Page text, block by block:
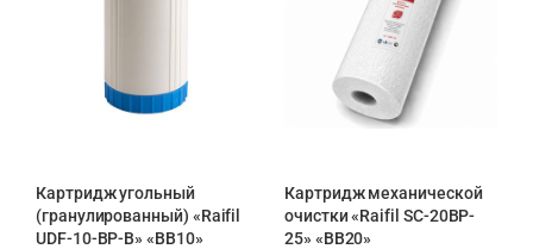
Картридж угольный
(гранулированный) «Raifil
UDF-10-BP-B» «BB10»
Картридж механической
очистки «Raifil SC-20BP-
25» «BB20»